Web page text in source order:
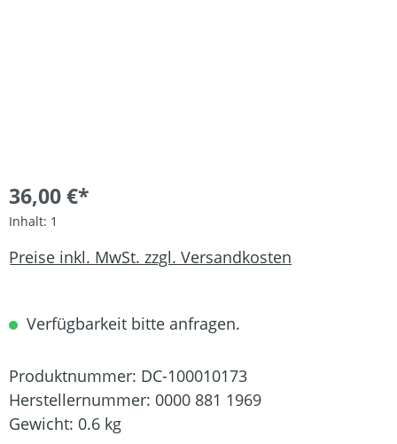
36,00 €*
Inhalt: 1
Preise inkl. MwSt. zzgl. Versandkosten
Verfügbarkeit bitte anfragen.
Produktnummer: DC-100010173
Herstellernummer: 0000 881 1969
Gewicht: 0.6 kg